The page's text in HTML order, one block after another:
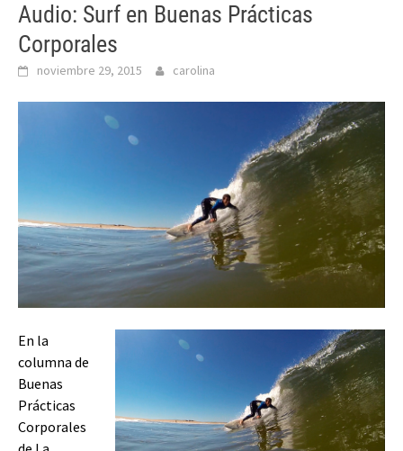
Audio: Surf en Buenas Prácticas
Corporales
noviembre 29, 2015 carolina
En la
columna de
Buenas
Prácticas
Corporales